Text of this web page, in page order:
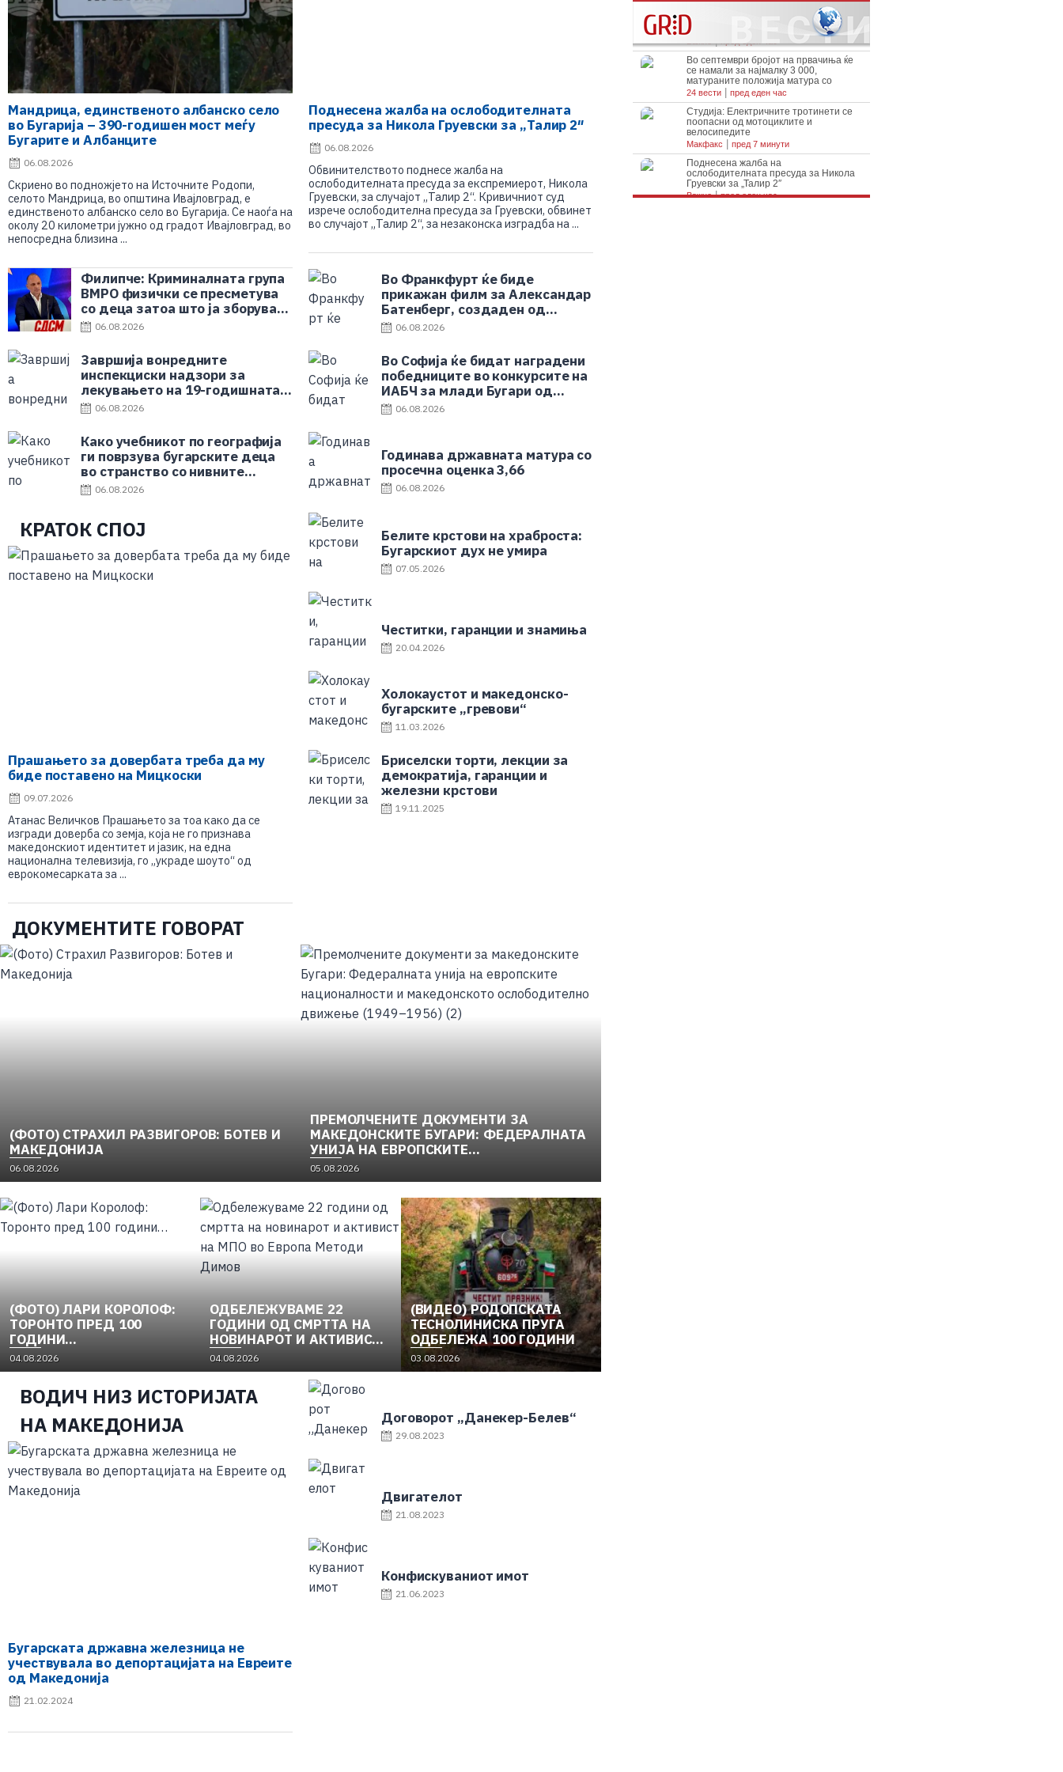
Мандрица, единственото албанско село
во Бугарија – 390-годишен мост меѓу
Бугарите и Албанците
06.08.2026
Скриено во подножјето на Источните Родопи,
селото Мандрица, во општина Ивајловград, е
единственото албанско село во Бугарија. Се наоѓа на
околу 20 километри јужно од градот Ивајловград, во
непосредна близина ...
Филипче: Криминалната група
ВМРО физички се пресметува
со деца затоа што ја зборуваат
вистината
06.08.2026
Завршија вонредните
инспекциски надзори за
лекувањето на 19-годишната
родилка од Струмица
06.08.2026
Како учебникот по географија
ги поврзува бугарските деца
во странство со нивните
роднини во Бугарија
06.08.2026
Поднесена жалба на ослободителната
пресуда за Никола Груевски за „Талир 2″
06.08.2026
Обвинителството поднесе жалба на
ослободителната пресуда за експремиерот, Никола
Груевски, за случајот „Талир 2“. Кривичниот суд
изрече ослободителна пресуда за Груевски, обвинет
во случајот „Талир 2“, за незаконска изградба на ...
Во Франкфурт ќе биде
прикажан филм за Александар
Батенберг, создаден од
бугарски ученици и наставници
06.08.2026
Во Софија ќе бидат наградени
победниците во конкурсите на
ИАБЧ за млади Бугари од
странство
06.08.2026
Годинава државната матура со
просечна оценка 3,66
06.08.2026
КРАТОК СПОЈ
Прашањето за довербата треба да му
биде поставено на Мицкоски
09.07.2026
Атанас Величков Прашањето за тоа како да се
изгради доверба со земја, која не го признава
македонскиот идентитет и јазик, на една
национална телевизија, го „украде шоуто“ од
еврокомесарката за ...
Белите крстови на храброста:
Бугарскиот дух не умира
07.05.2026
Честитки, гаранции и знамиња
20.04.2026
Холокаустот и македонско-
бугарските „гревови“
11.03.2026
Бриселски торти, лекции за
демократија, гаранции и
железни крстови
19.11.2025
ДОКУМЕНТИТЕ ГОВОРАТ
(ФОТО) СТРАХИЛ РАЗВИГОРОВ: БОТЕВ И
МАКЕДОНИЈА
06.08.2026
ПРЕМОЛЧЕНИТЕ ДОКУМЕНТИ ЗА
МАКЕДОНСКИТЕ БУГАРИ: ФЕДЕРАЛНАТА
УНИЈА НА ЕВРОПСКИТЕ
НАЦИОНАЛНОСТИ И МАКЕДОНСКОТО
ОСЛОБОДИТЕЛНО ДВИЖЕЊЕ (1949–
05.08.2026
(ФОТО) ЛАРИ КОРОЛОФ:
ТОРОНТО ПРЕД 100
ГОДИНИ…
04.08.2026
ОДБЕЛЕЖУВАМЕ 22
ГОДИНИ ОД СМРТТА НА
НОВИНАРОТ И АКТИВИСТ
НА МПО ВО ЕВРОПА
МЕТОДИ ДИМОВ
04.08.2026
(ВИДЕО) РОДОПСКАТА
ТЕСНОЛИНИСКА ПРУГА
ОДБЕЛЕЖА 100 ГОДИНИ
03.08.2026
ВОДИЧ НИЗ ИСТОРИЈАТА
НА МАКЕДОНИЈА
Бугарската државна железница не
учествувала во депортацијата на Евреите
од Македонија
21.02.2024
Договорот „Данекер-Белев“
29.08.2023
Двигателот
21.08.2023
Конфискуваниот имот
21.06.2023